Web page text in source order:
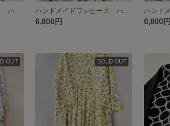
6,800円 6,800円
OUT SOLD OUT